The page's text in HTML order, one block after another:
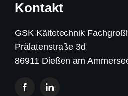
Kontakt
GSK Kältetechnik
Prälatenstraße 3d
86911 Dießen am